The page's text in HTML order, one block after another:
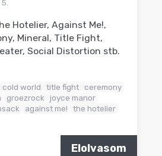
Hotelier, Against Me!,
Mineral, Title Fight,
Social Distortion stb.
cold world title fight ceremony
groezrock
joyce manor
against me!
the hotelier
Elolvasom